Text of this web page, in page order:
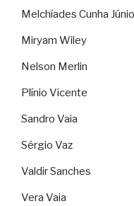
Melchíades Cunha
Miryam Wiley
Nelson Merlin
Plínio Vicente
Sandro Vaia
Sérgio Vaz
Valdir Sanches
Vera Vaia